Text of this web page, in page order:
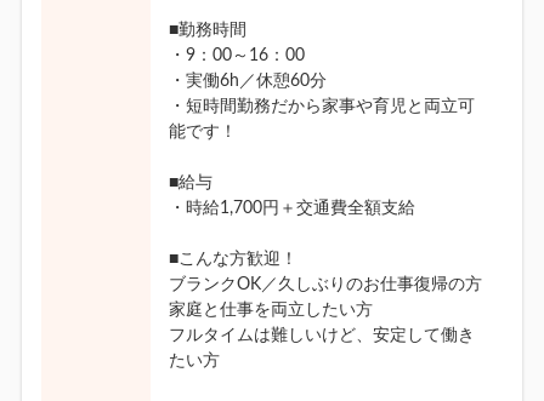
■勤務時間
・9：00～16：00
・実働6h／休憩60分
・短時間勤務だから家事や育児と両立可
能です！
■給与
・時給1,700円＋交通費全額支給
■こんな方歓迎！
ブランクOK／久しぶりのお仕事復帰の方
家庭と仕事を両立したい方
フルタイムは難しいけど、安定して働き
たい方